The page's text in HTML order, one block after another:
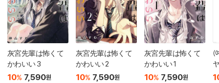
灰宮先輩は怖くて
かわいい 3
10% 7,590원
灰宮先輩は怖くて
かわいい 2
10% 7,590원
灰宮先輩は怖くて
かわいい 1
10% 7,590원
(
ヤ
版 畵集 第